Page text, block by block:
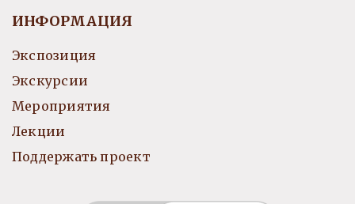
ИНФОРМАЦИЯ
Экспозиция
Экскурсии
Мероприятия
Лекции
Поддержать проект